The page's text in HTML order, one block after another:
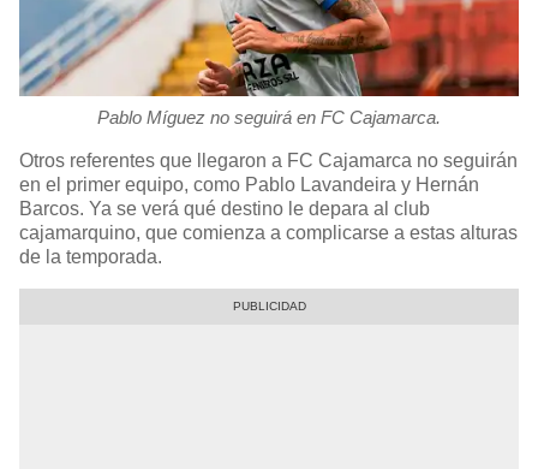
Pablo Míguez no seguirá en FC Cajamarca.
Otros referentes que llegaron a FC Cajamarca no seguirán
en el primer equipo, como Pablo Lavandeira y Hernán
Barcos. Ya se verá qué destino le depara al club
cajamarquino, que comienza a complicarse a estas alturas
de la temporada.